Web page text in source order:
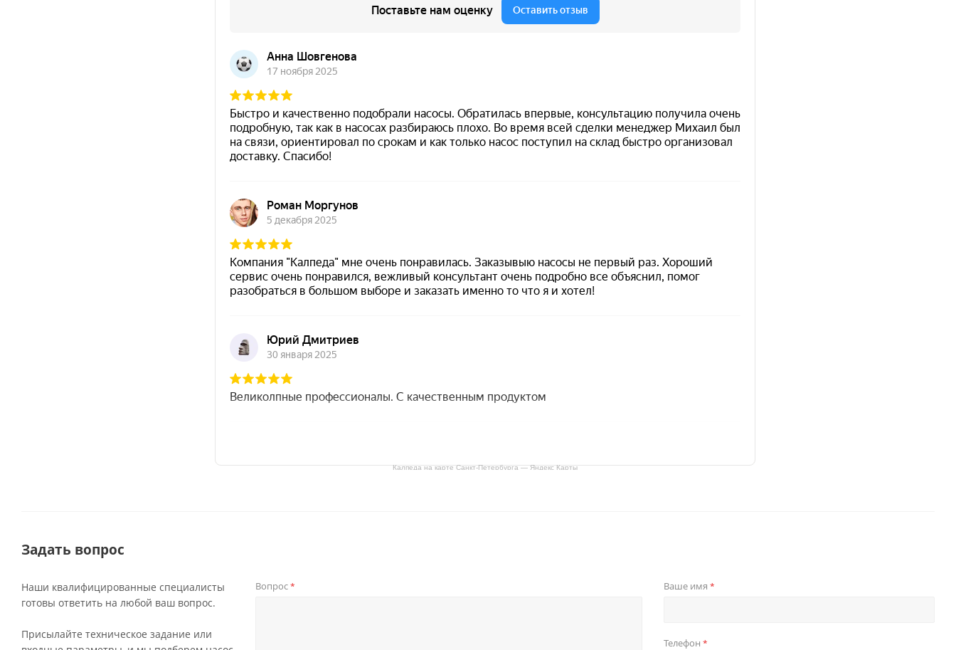
Калпеда на карте Санкт‑Петербурга — Яндекс Карты
Задать вопрос
Наши квалифицированные специалисты
готовы ответить на любой ваш вопрос.
Присылайте техническое задание или
Вопрос* Ваше имя*
Телефон*